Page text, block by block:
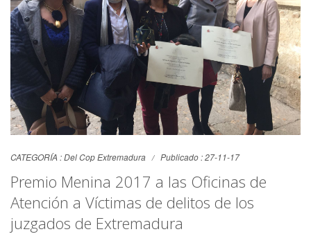
CATEGORÍA :Del Cop Extremadura Publicado : 27-11-17
Premio Menina 2017 a las Oficinas de
Atención a Víctimas de delitos de los
juzgados de Extremadura